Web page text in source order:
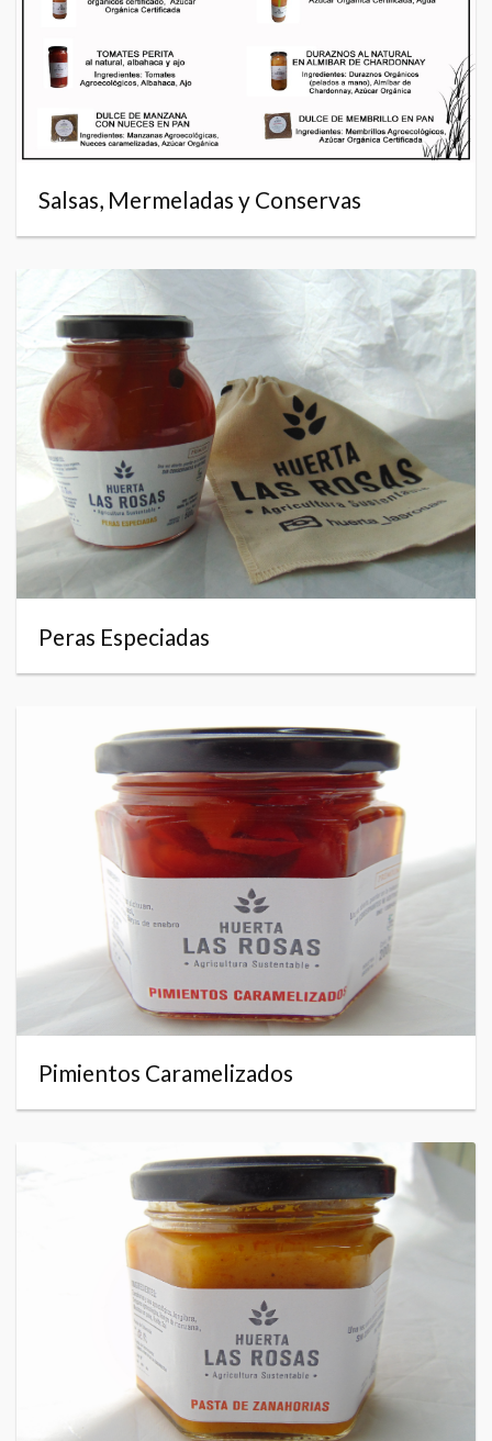
Salsas, Mermeladas y Conservas
Peras Especiadas
Pimientos Caramelizados